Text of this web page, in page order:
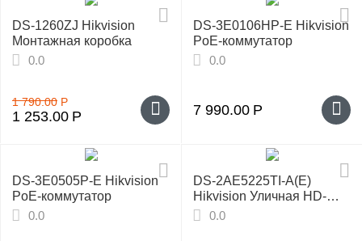
DS-1260ZJ Hikvision
Монтажная коробка
0.0
1 790.00 Р
1 253.00 Р
DS-3E0106HP-E Hikvision
PoE-коммутатор
0.0
7 990.00 Р
DS-3E0505P-E Hikvision
PoE-коммутатор
0.0
DS-2AE5225TI-A(E)
Hikvision Уличная HD-
камера
0.0